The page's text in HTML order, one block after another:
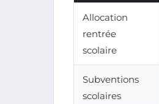
Allocation
rentrée
scolaire
Subventions
scolaires